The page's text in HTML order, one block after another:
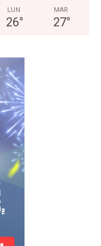
LUN
26°
MAR
27°